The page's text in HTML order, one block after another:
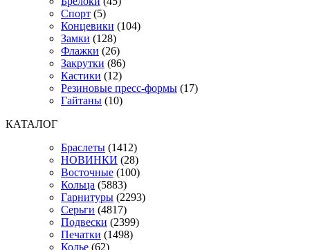
Спорт (5)
Концевики (104)
Замки (128)
Флажки (26)
Закрутки (86)
Кастики (12)
Резиновые пресс-формы (17)
Гайтаны (10)
КАТАЛОГ
Браслеты (1412)
НОВИНКИ (28)
Восточные (100)
Кольца (5883)
Гарнитуры (2293)
Серьги (4817)
Подвески (2399)
Печатки (1498)
Колье (62)